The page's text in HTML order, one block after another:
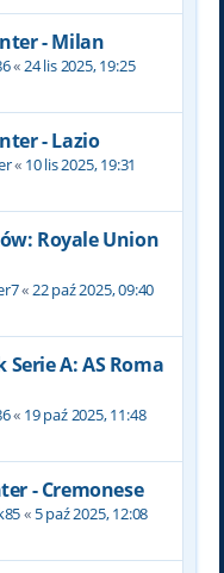
- Milan
«24 lis 2025, 19:25
- Lazio
« 10 lis 2025, 19:31
Royale Union
«22 paź 2025, 09:40
A: AS Roma
« 19 paź 2025, 11:48
- Cremonese
« 5 paź 2025, 12:08